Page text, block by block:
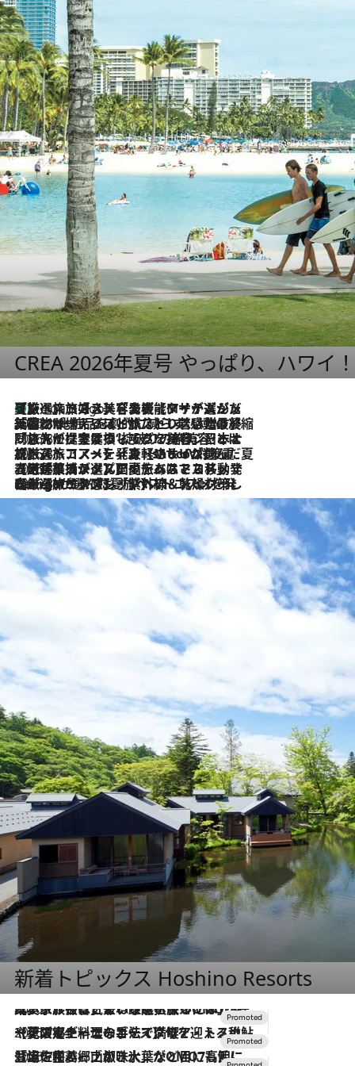
CREA 2026年夏号 やっぱり、ハワイ
2 Hours Ago
【厳選旅コスメ】「多機能アイテムがメイン！」旅好き美容エディターが選んだ夏旅ベストコスメを発表【Mサイズジップ】
2026.8.6
「荷物が増えるほど旅ストレスは増す」美容ジャーナリストがたどり着いた最終結論。“化粧品を劇的に減らす”感動の凝縮美容とは
2026.8.6
「旅先には金髪ウィッグを持参」日本と同じメイクでは損してる!? 美容ジャーナリストが提案する“掟破りの旅美容”とは
2026.8.6
【厳選旅コスメ】「身軽さ＆UV対策重視！」ヘアアーティストshucoが選んだ夏旅ベストコスメを発表【Mサイズジップ】
2026.8.5
【厳選旅コスメ】国内をあちこち移動する河井菜摘が選んだ夏旅ベストコスメ発表！「リラックスアイテムはマスト」【Mサイズジップ】
2026.8.4
【厳選旅コスメ】「紫外線＆乾燥対策しながらメイク感も！」ヘア＆メイクGeorgeが選んだ夏旅ベストコスメを発表！【Mサイズジップ】
新着トピックス Hoshino Resorts
2026.7.31
【ホテル帰省】という選択肢をOMOが提案。家族とほどよい距離を保つには「昼は実家、夜は気兼ねなくホテルで！」
2026.7.24
【夏限定ディナーコース】旬を迎える稚鮎や花ズッキーニなどをイタリア・トスカーナの郷土料理の手法で満喫！
2026.7.17
「土佐和ハーブかき氷」がOMO7高知に登場！生姜、山椒、大葉など目にも舌にも涼を呼ぶ郷土の味